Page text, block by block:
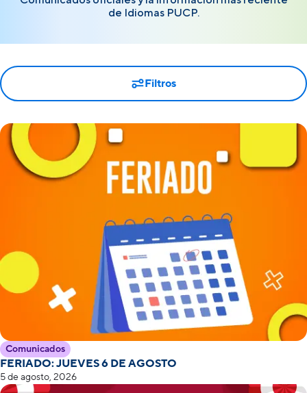
de Idiomas PUCP.
Filtros
Comunicados
FERIADO: JUEVES 6 DE AGOSTO
5 de agosto, 2026